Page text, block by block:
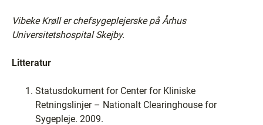
Vibeke Krøll er chefsygeplejerske på Århus
Universitetshospital Skejby.
Litteratur
Statusdokument for Center for Kliniske
Retningslinjer – Nationalt Clearinghouse for
Sygepleje. 2009.